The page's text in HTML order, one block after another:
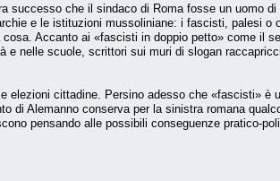
successo che il sindaco di Roma fosse un uomo
e le istituzioni mussoliniane: i fascisti, palesi o
Accanto ai «fascisti in doppio petto» come il
e nelle scuole, scrittori sui muri di slogan
elezioni cittadine. Persino adesso che «fascisti» è
di Alemanno conserva per la sinistra romana
pensando alle possibili conseguenze pratico-